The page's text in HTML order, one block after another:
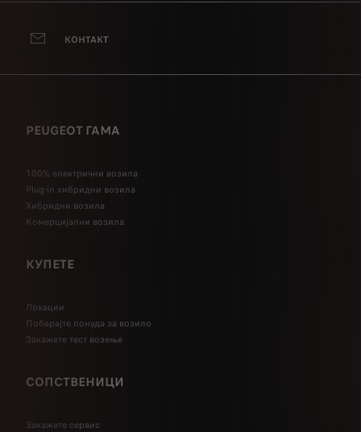
КОНТАКТ
PEUGEOT ГАМА
100% електрични возила
Plug-in хибридни возила
Хибридни возила
Комерцијални возила
КУПЕТЕ
Локации
Побарајте понуда за возило
Закажете тест возење
СОПСТВЕНИЦИ
Закажете сервис